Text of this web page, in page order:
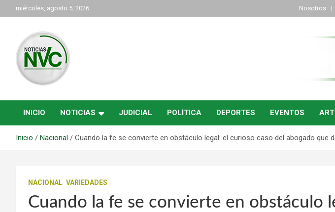
al
miércoles, agosto 5, 2026 Nosotros
NVC Noticias
INICIO NOTICIAS JUDICIAL POLÍTICA DEPORTES EVENTOS
Inicio Nacional Cuando la fe se convierte en obstáculo legal: el curioso caso del abogado que
NACIONAL VARIEDADES
Cuando la fe se convierte en obstáculo